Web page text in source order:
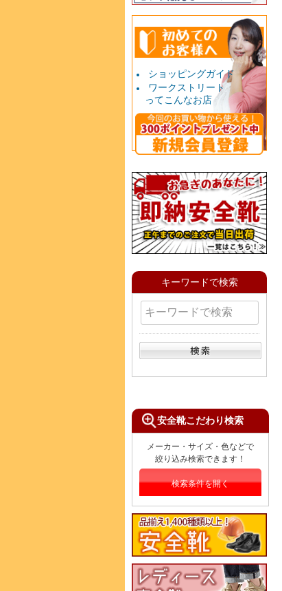
ショッピングガイド
ワークストリート
ってこんなお店
キーワードで検索
安全靴こだわり検索
メーカー・サイズ・色などで
絞り込み検索できます！
検索条件を開く